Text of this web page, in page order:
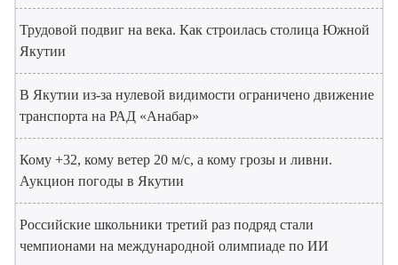
Трудовой подвиг на века. Как строилась столица Южной
Якутии
В Якутии из-за нулевой видимости ограничено движение
транспорта на РАД «Анабар»
Кому +32, кому ветер 20 м/с, а кому грозы и ливни.
Аукцион погоды в Якутии
Российские школьники третий раз подряд стали
чемпионами на международной олимпиаде по ИИ